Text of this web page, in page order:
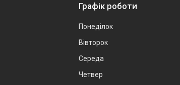
Графік роботи
Понеділок
Вівторок
Середа
Четвер